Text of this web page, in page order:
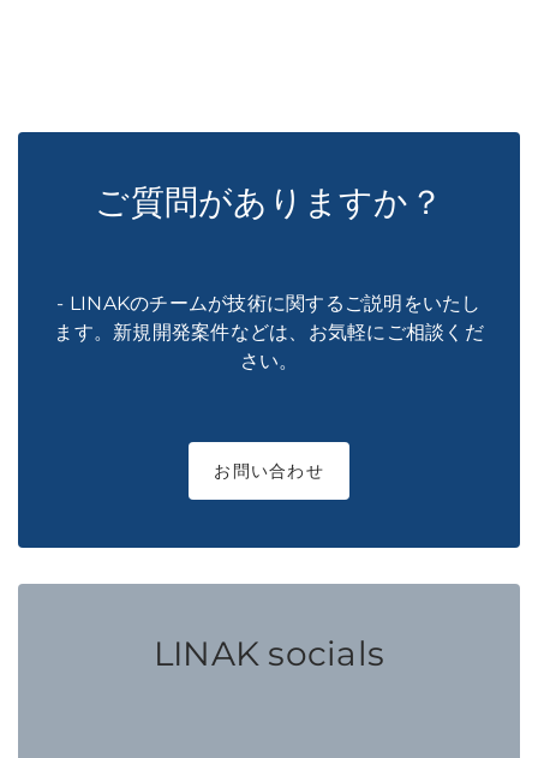
ご質問がありますか？
- LINAKのチームが技術に関するご説明をいたし
ます。新規開発案件などは、お気軽にご相談くだ
さい。
お問い合わせ
LINAK socials